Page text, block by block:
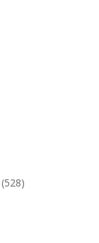
(528)